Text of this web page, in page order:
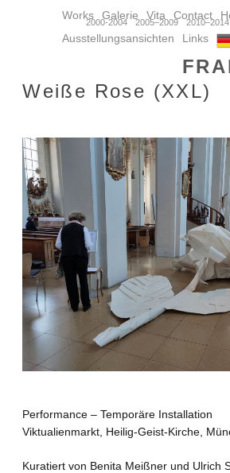
Works
2000-2004 2005–2009 2010–2014
Galerie Vita Contact
Ausstellungsansichten
Links
Weiße Rose (XXL)
Performance – Temporäre Installation
Viktualienmarkt, Heilig-Geist-Kirche,
Kuratiert von Benita Meißner und Ulrich